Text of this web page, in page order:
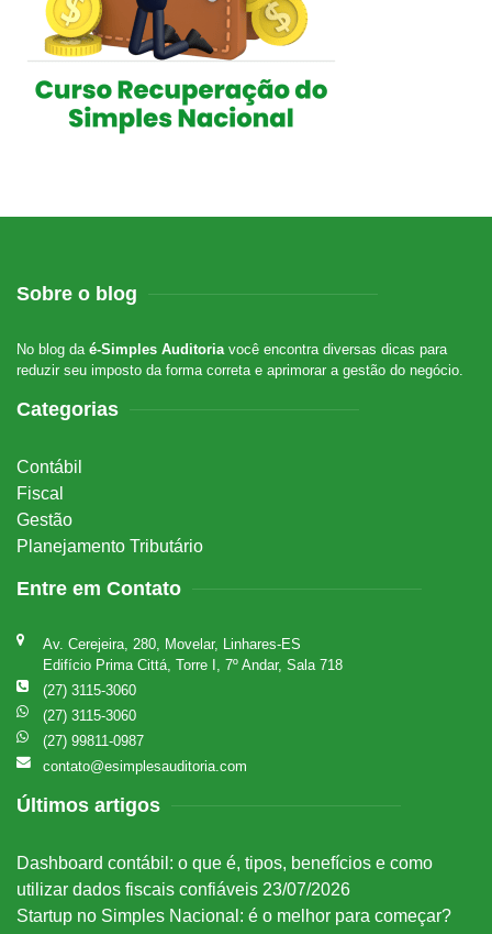
Sobre o blog
No blog da é-Simples Auditoria você encontra diversas dicas para
reduzir seu imposto da forma correta e aprimorar a gestão do negócio.
Categorias
Contábil
Fiscal
Gestão
Planejamento Tributário
Entre em Contato
Av. Cerejeira, 280, Movelar, Linhares-ES
Edifício Prima Cittá, Torre I, 7º Andar, Sala 718
(27) 3115-3060
(27) 3115-3060
(27) 99811-0987
contato@esimplesauditoria.com
Últimos artigos
Dashboard contábil: o que é, tipos, benefícios e como
utilizar dados fiscais confiáveis 23/07/2026
Startup no Simples Nacional: é o melhor para começar?